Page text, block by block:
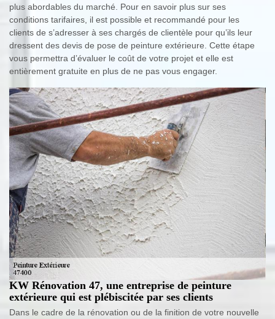
plus abordables du marché. Pour en savoir plus sur ses
conditions tarifaires, il est possible et recommandé pour les
clients de s’adresser à ses chargés de clientèle pour qu’ils leur
dressent des devis de pose de peinture extérieure. Cette étape
vous permettra d’évaluer le coût de votre projet et elle est
entièrement gratuite en plus de ne pas vous engager.
KW Rénovation 47, une entreprise de peinture
extérieure qui est plébiscitée par ses clients
Dans le cadre de la rénovation ou de la finition de votre nouvelle